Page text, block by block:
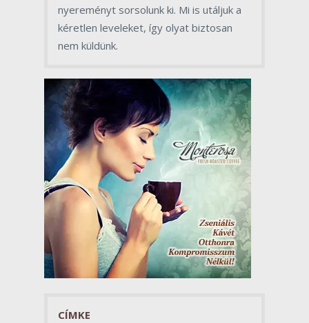
nyereményt sorsolunk ki. Mi is utáljuk a
kéretlen leveleket, így olyat biztosan
nem küldünk.
CÍMKE